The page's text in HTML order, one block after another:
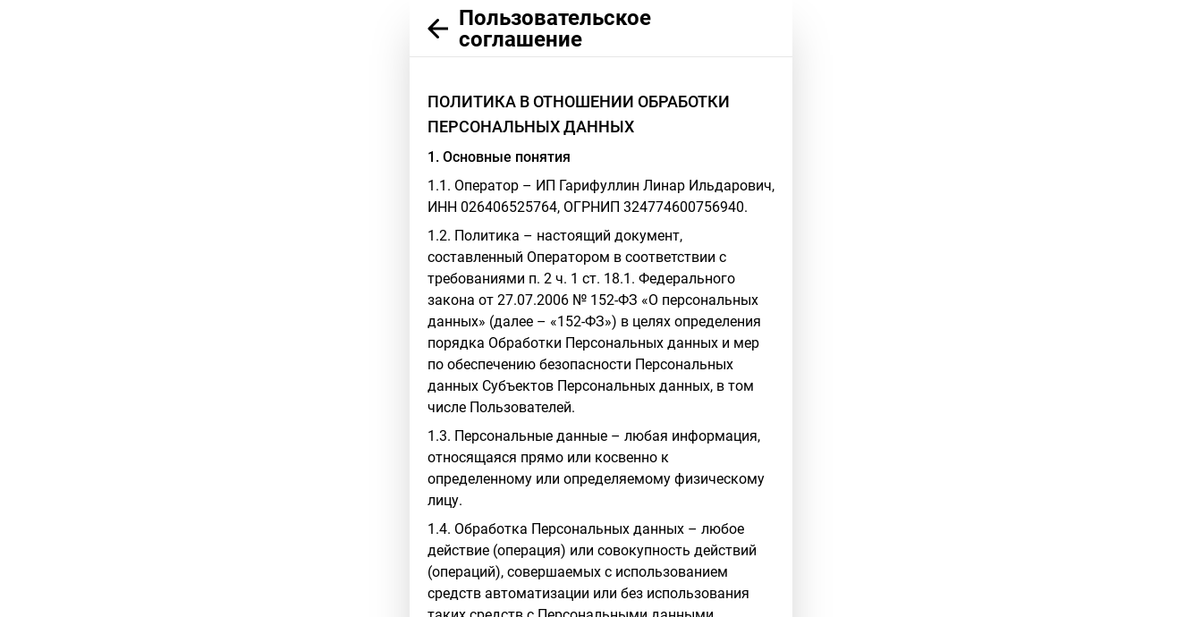
Пользовательское
соглашение
ПОЛИТИКА В ОТНОШЕНИИ ОБРАБОТКИ
ПЕРСОНАЛЬНЫХ ДАННЫХ
1. Основные понятия
1.1. Оператор – ИП Гарифуллин Линар Ильдарович,
ИНН 026406525764, ОГРНИП 324774600756940.
1.2. Политика – настоящий документ,
составленный Оператором в соответствии с
требованиями п. 2 ч. 1 ст. 18.1. Федерального
закона от 27.07.2006 № 152-ФЗ «О персональных
данных» (далее – «152-ФЗ») в целях определения
порядка Обработки Персональных данных и мер
по обеспечению безопасности Персональных
данных Субъектов Персональных данных, в том
числе Пользователей.
1.3. Персональные данные – любая информация,
относящаяся прямо или косвенно к
определенному или определяемому физическому
лицу.
1.4. Обработка Персональных данных – любое
действие (операция) или совокупность действий
(операций), совершаемых с использованием
средств автоматизации или без использования